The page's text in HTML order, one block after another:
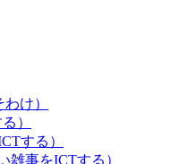
け）
）
する）
雑事をICTする）